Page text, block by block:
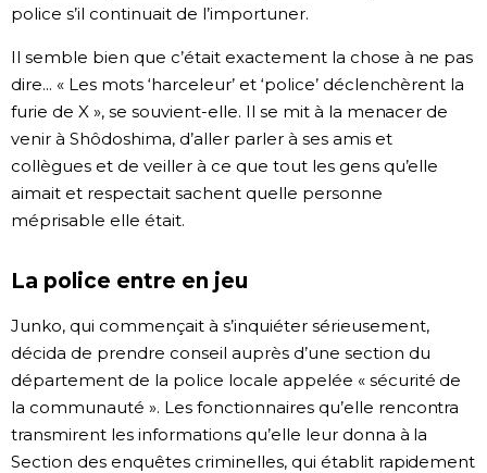
police s’il continuait de l’importuner.
Il semble bien que c’était exactement la chose à ne pas
dire... « Les mots ‘harceleur’ et ‘police’ déclenchèrent la
furie de X », se souvient-elle. Il se mit à la menacer de
venir à Shôdoshima, d’aller parler à ses amis et
collègues et de veiller à ce que tout les gens qu’elle
aimait et respectait sachent quelle personne
méprisable elle était.
La police entre en jeu
Junko, qui commençait à s’inquiéter sérieusement,
décida de prendre conseil auprès d’une section du
département de la police locale appelée « sécurité de
la communauté ». Les fonctionnaires qu’elle rencontra
transmirent les informations qu’elle leur donna à la
Section des enquêtes criminelles, qui établit rapidement